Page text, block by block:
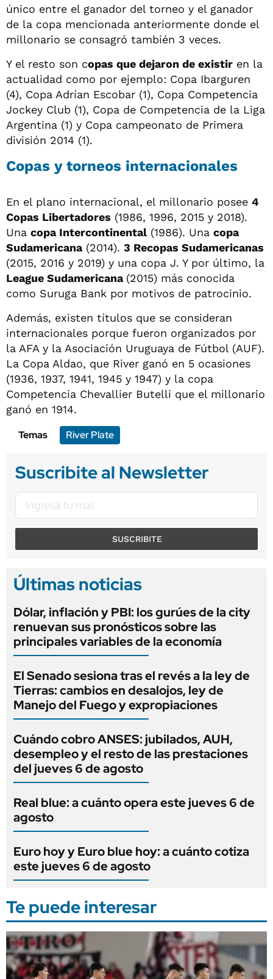
único entre el ganador del torneo y el ganador
de la copa mencionada anteriormente donde el
millonario se consagró también 3 veces.
Y el resto son copas que dejaron de existir en la
actualidad como por ejemplo: Copa Ibarguren
(4), Copa Adrían Escobar (1), Copa Competencia
Jockey Club (1), Copa de Competencia de la Liga
Argentina (1) y Copa campeonato de Primera
división 2014 (1).
Copas y torneos internacionales
En el plano internacional, el millonario posee 4
Copas Libertadores (1986, 1996, 2015 y 2018).
Una copa Intercontinental (1986). Una copa
Sudamericana(2014). 3 Recopas Sudamericanas
(2015, 2016 y 2019) y una copa J. Y por último, la
League Sudamericana (2015) más conocida
como Suruga Bank por motivos de patrocinio.
Además, existen títulos que se consideran
internacionales porque fueron organizados por
la AFA y la Asociación Uruguaya de Fútbol (AUF).
La Copa Aldao, que River ganó en 5 ocasiones
(1936, 1937, 1941, 1945 y 1947) y la copa
Competencia Chevallier Butelli que el millonario
ganó en 1914.
Temas
River Plate
Suscribite al Newsletter
SUSCRIBITE
Últimas noticias
Dólar, inflación y PBI: los gurúes de la city
renuevan sus pronósticos sobre las
principales variables de la economía
El Senado sesiona tras el revés a la ley de
Tierras: cambios en desalojos, ley de
Manejo del Fuego y expropiaciones
Cuándo cobro ANSES: jubilados, AUH,
desempleo y el resto de las prestaciones
del jueves 6 de agosto
Real blue: a cuánto opera este jueves 6 de
agosto
Euro hoy y Euro blue hoy: a cuánto cotiza
este jueves 6 de agosto
Te puede interesar